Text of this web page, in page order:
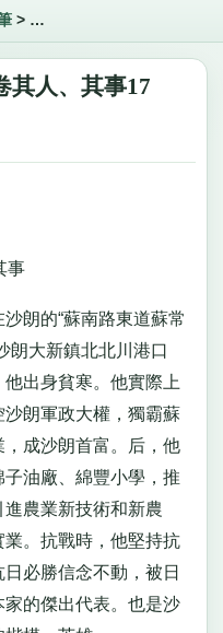
> 沙朗撈塌坎第二分卷其人、
其人、其事17
事
朗的“蘇南路東道蘇常
朗大新鎮北北川港口
他出身貧寒。他實際上
朗軍政大權，獨霸蘇
成沙朗首富。后，他
油廠、綿豐小學，推
農業新技術和新農
。抗戰時，他堅持抗
必勝信念不動，被日
的傑出代表。也是沙